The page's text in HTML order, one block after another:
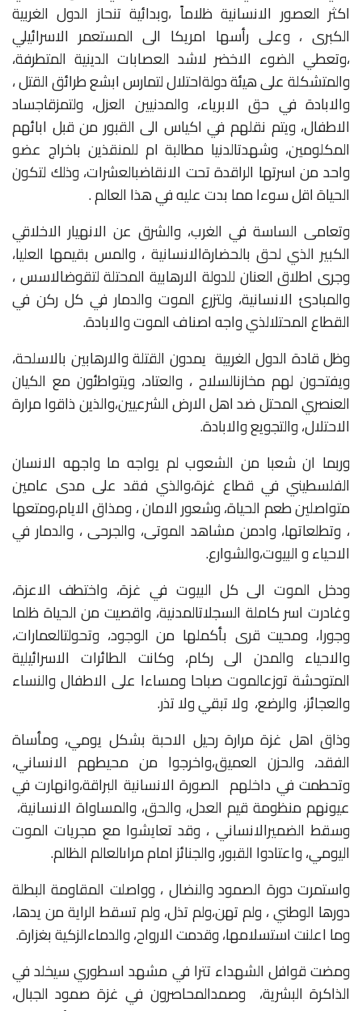
اكثر العصور الانسانية ظلاماً ،وبدائية تنحاز الدول الغربية
الكبرى ، وعلى رأسها امريكا الى المستعمر الاسرائيلي
،وتعطي الضوء الاخضر لاشد العصابات الدينية المتطرفة،
والمتشكلةعلىهيئةدولةاحتلاللتمارسابشعطرائقالقتل،
والابادة في حق الابرياء، والمدنيين العزل، ولتمزقاجساد
الاطفال، ويتم نقلهم في اكياس الى القبور منقبل ابائهم
المكلومين، وشهدتالدنيا مطالبة ام للمنقذين باخراج عضو
واحدمناسرتها الراقدةتحت الانقاضبالعشرات،وذلكلتكون
الحياةاقلسوءاممابدتعليهفيهذاالعالم.
وتعامى الساسة في الغرب، والشرق عن الانهيار الاخلاقي
الكبير الذي لحق بالحضارةالانسانية ، والمس بقيمها العليا،
وجرى اطلاقالعنانللدولة الارهابية المحتلةلتقوضالاسس،
والمبادئ الانسانية، ولتزرع الموت والدمار في كل ركن في
القطاعالمحتلالذيواجهاصنافالموتوالابادة.
وظلقادة الدولالغربية يمدون القتلةوالارهابين بالاسلحة،
ويفتحون لهم مخازنالسلاح ، والعتاد، ويتواطئون مع الكيان
العنصريالمحتلضداهلالارضالشرعيين،والذينذاقوامرارة
الاحتلال،والتجويعوالابادة.
وربما ان شعبا من الشعوب لم يواجه ما واجهه الانسان
الفلسطيني في قطاع غزة،والذي فقد على مدى عامين
متواصلينطعمالحياة،وشعورالامان،ومذاقالايام،ومتعها
، وتطلعاتها، وادمن مشاهد الموتى، والجرحى ، والدمار في
الاحياءوالبيوت،والشوارع.
ودخل الموت الى كل البيوت في غزة، واختطف الاعزة،
وغادرت اسركاملة السجلاتالمدنية، واقصيتمنالحياةظلما
وجورا، ومحيت قرى بأكملها من الوجود، وتحولتالعمارات،
والاحياء والمدن الى ركام، وكانت الطائرات الاسرائيلية
المتوحشةتوزعالموتصباحا ومساءا على الاطفالوالنساء
والعجائز، والرضع، ولاتبقيولاتذر.
وذاق اهل غزة مرارة رحيل الاحبة بشكل يومي، ومأساة
الفقد، والحزن العميق،واخرجوا من محيطهم الانساني،
وتحطمتفي داخلهم الصورة الانسانية البراقة،وانهارتفي
عيونهممنظومةقيم العدل، والحق، والمساواة الانسانية،
وسقط الضميرالانساني ، وقد تعايشوا مع مجريات الموت
اليومي،واعتادواالقبور،والجنائزاماممراىالعالمالظالم.
واستمرتدورة الصمودوالنضال ، وواصلت المقاومة البطلة
دورها الوطني،ولمتهن،ولمتذل،ولمتسقطالرايةمنيدها،
ومااعلنتاستسلامها،وقدمتالارواح،والدماءالزكيةبغزارة.
ومضتقوافلالشهداءتترافيمشهداسطوريسيخلدفي
الذاكرة البشرية، وصمدالمحاصرون في غزة صمود الجبال،